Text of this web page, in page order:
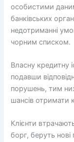
особистими
банківських
недотриманні
чорним списком.
Власну кредитну
подавши
порушень, тим
шансів отримати
Клієнти
борг, беруть